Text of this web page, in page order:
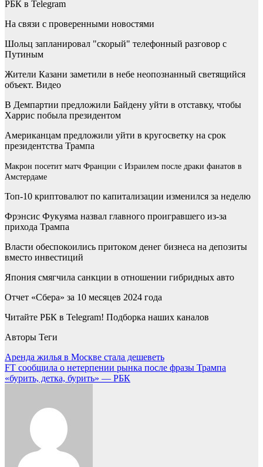
РБК в Telegram
На связи с проверенными новостями
Шольц запланировал "скорый" телефонный разговор с
Путиным
Жители Казани заметили в небе неопознанный светящийся
объект. Видео
В Демпартии предложили Байдену уйти в отставку, чтобы
Харрис побыла президентом
Американцам предложили уйти в кругосветку на срок
президентства Трампа
Макрон посетит матч Франции с Израилем после драки фанатов в
Амстердаме
Топ-10 криптовалют по капитализации изменился за неделю
Фрэнсис Фукуяма назвал главного проигравшего из-за
прихода Трампа
Власти обеспокоились притоком денег бизнеса на депозиты
вместо инвестиций
Япония смягчила санкции в отношении гибридных авто
Отчет «Сбера» за 10 месяцев 2024 года
Читайте РБК в Telegram! Подборка наших каналов
Авторы Теги
Навигация
по
Аренда жилья в Москве стала дешеветь
FT сообщила о нетерпении рынка после фразы Трампа
«бурить, детка, бурить» — РБК